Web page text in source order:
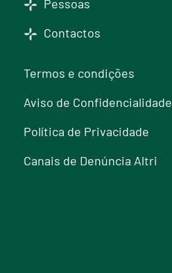
Pessoas
Contactos
Termos e condições
Aviso de Confidencialidade
Política de Privacidade
Canais de Denúncia Altri